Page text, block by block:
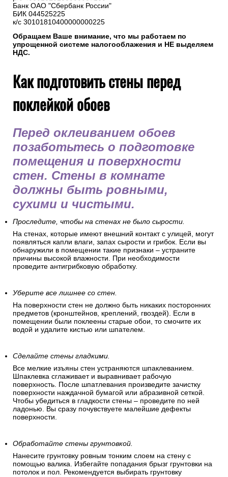
5. Реквизиты нашей компании
ИП Горбачев М.В.
ИНН 501208116440
р/с 40802810238000057230
к/с 30101810400000000225
Обращаем Ваше внимание, что мы работаем по
упрощенной системе налогооблажения и НЕ выделяем
НДС.
Как подготовить стены перед
поклейкой обоев
Перед оклеиванием обоев
позаботьтесь о подготовке
помещения и поверхности
стен. Стены в комнате
должны быть ровными,
сухими и чистыми.
На стенах, которые имеют внешний контакт с улицей, могут
появляться капли влаги, запах сырости и грибок. Если вы
обнаружили в помещении такие признаки – устраните
причины высокой влажности. При необходимости
проведите антигрибковую обработку.
На поверхности стен не должно быть никаких посторонних
предметов (кронштейнов, креплений, гвоздей). Если в
помещении были поклеены старые обои, то смочите их
водой и удалите кистью или шпателем.
Сделайте стены гладкими.
Все мелкие изъяны стен устраняются шпаклеванием.
поверхность. После шпатлевания произведите зачистку
поверхности наждачной бумагой или абразивной сеткой.
Чтобы убедиться в гладкости стены – проведите по ней
ладонью. Вы сразу почувствуете малейшие дефекты
поверхности.